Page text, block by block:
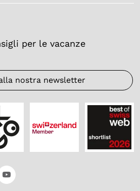
per le vacanze
nostra newsletter